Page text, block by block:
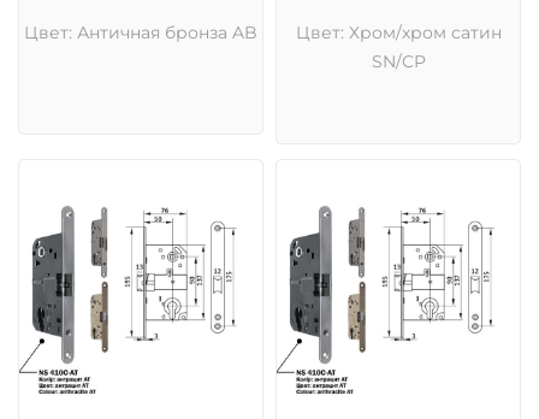
Цвет: Античная бронза AB
Цвет: Хром/хром сатин
SN/CP